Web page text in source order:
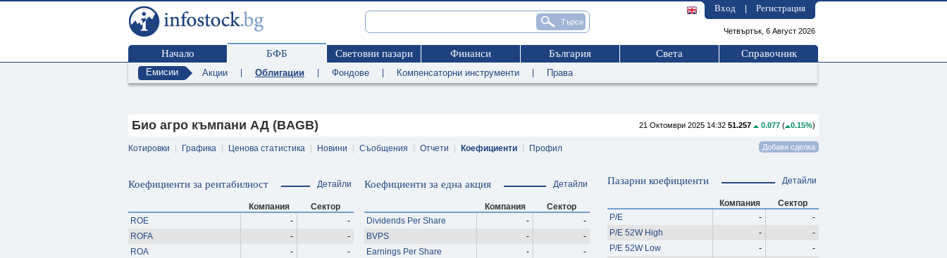
Вход Регистрация
Четвъртък, 6 Август 2026
Начало БФБ Световни пазари Финанси България Света Справочник
Емисии Акции Облигации Фондове Компенсаторни инструменти Права
21 Октомври 2025 14:32 51.257 0.077 ( 0.15%)
Био агро къмпани АД (BAGB)
Котировки Графика Ценова статистика Новини Съобщения Отчети Коефициенти Профил
Коефициенти за рентабилност Детайли
Компания
Сектор
ROE
-
-
ROFA
-
-
ROA
-
-
Коефициенти за една акция Детайли
Компания
Сектор
Dividends Per Share
-
-
BVPS
-
-
Earnings Per Share
-
-
Пазарни коефициенти Детайли
Компания
Сектор
P/E
-
-
P/E 52W High
-
-
P/E 52W Low
-
-